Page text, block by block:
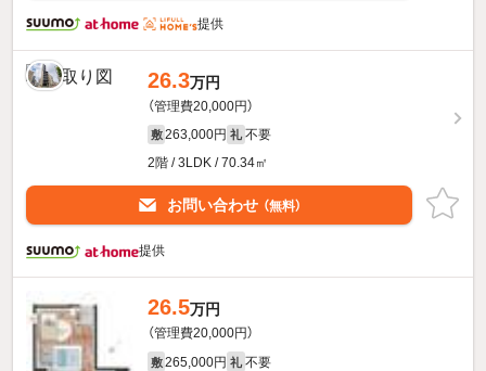
提供
26.3万円
（管理費20,000円）
敷 263,000円 礼 不要
2階 / 3LDK / 70.34㎡
お問い合わせ （無料）
提供
26.5万円
（管理費20,000円）
敷 265,000円 礼 不要